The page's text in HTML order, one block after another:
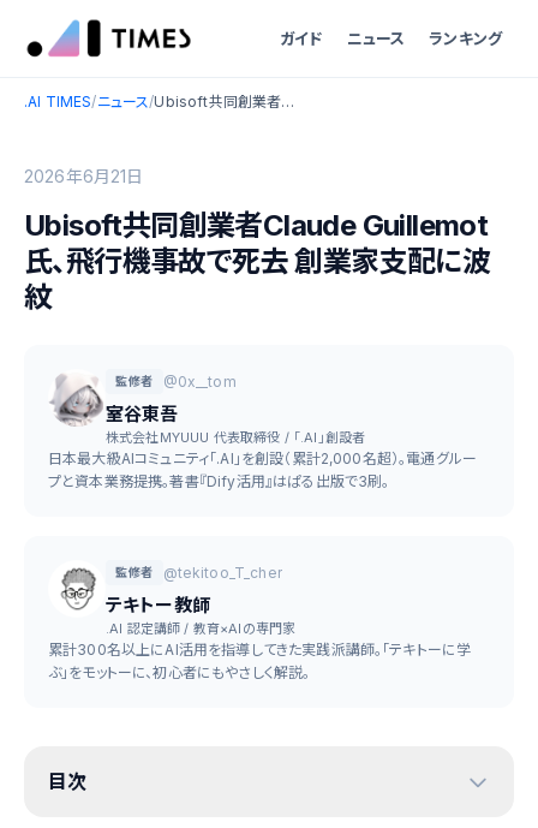
ガイド ニュース ランキング
.AI TIMES/ニュース/ Ubisoft共同創業者Claude Guillemot氏、飛行機事故で死去 創業家支配に波紋
2026年6月21日
Ubisoft共同創業者Claude Guillemot
氏、飛行機事故で死去 創業家支配に波
紋
監修者 @0x__tom
室谷東吾
株式会社MYUUU 代表取締役 / 「.AI」創設者
日本最大級AIコミュニティ「.AI」を創設（累計2,000名超）。電通グルー
プと資本業務提携。著書『Dify活用』はぱる出版で3刷。
監修者 @tekitoo_T_cher
テキトー教師
.AI 認定講師 / 教育×AIの専門家
累計300名以上にAI活用を指導してきた実践派講師。「テキトーに学
ぶ」をモットーに、初心者にもやさしく解説。
目次